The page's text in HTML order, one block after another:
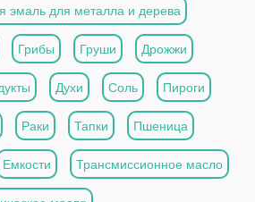
эмаль для металла и дерева
Грибы Груши Дрожжи
Духи Соль Пироги
Раки Тапки Пшеница
Емкости Трансмиссионное масло